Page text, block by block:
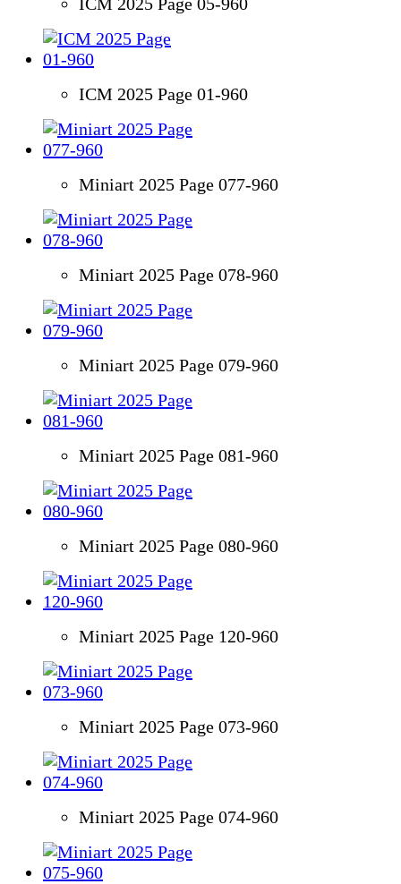
ICM 2025 Page 01-960
Miniart 2025 Page 077-960
Miniart 2025 Page 078-960
Miniart 2025 Page 079-960
Miniart 2025 Page 081-960
Miniart 2025 Page 080-960
Miniart 2025 Page 120-960
Miniart 2025 Page 073-960
Miniart 2025 Page 074-960